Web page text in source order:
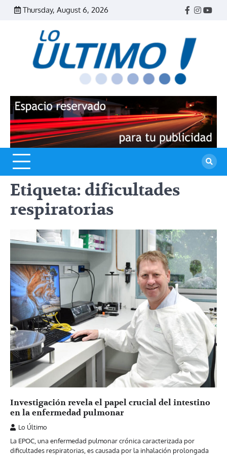
Skip
Thursday, August 6, 2026
Facebook
Etiqueta: dificultades
respiratorias
Investigación revela el papel crucial del intestino
en la enfermedad pulmonar
Lo Último
La EPOC, una enfermedad pulmonar crónica caracterizada por
dificultades respiratorias, es causada por la inhalación prolongada